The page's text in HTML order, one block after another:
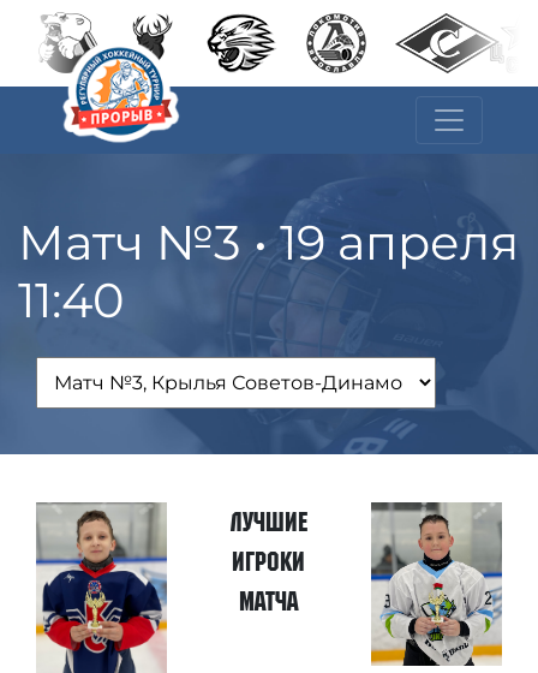
Матч №3 • 19 апреля
11:40
Лучшие
игроки
матча